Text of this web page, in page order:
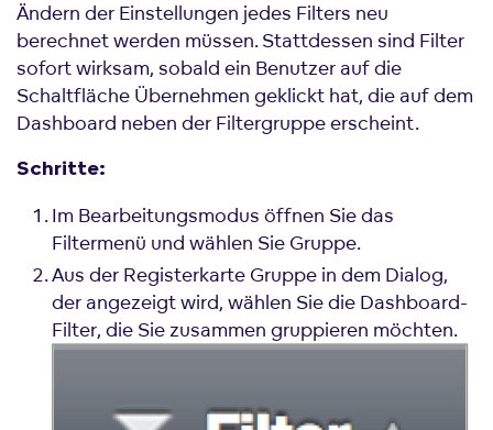
Ändern der Einstellungen jedes Filters neu
berechnet werden müssen. Stattdessen sind Filter
sofort wirksam, sobald ein Benutzer auf die
Schaltfläche Übernehmen geklickt hat, die auf dem
Dashboard neben der Filtergruppe erscheint.
Schritte:
Im Bearbeitungsmodus öffnen Sie das
Filtermenü und wählen Sie Gruppe.
Aus der Registerkarte Gruppe in dem Dialog,
der angezeigt wird, wählen Sie die Dashboard-
Filter, die Sie zusammen gruppieren möchten.